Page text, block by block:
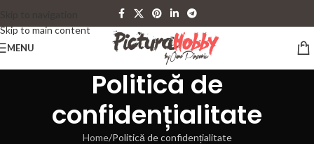
Skip to main content
MENU
Politică de
confidențialitate
Home Politică de confidențialitate